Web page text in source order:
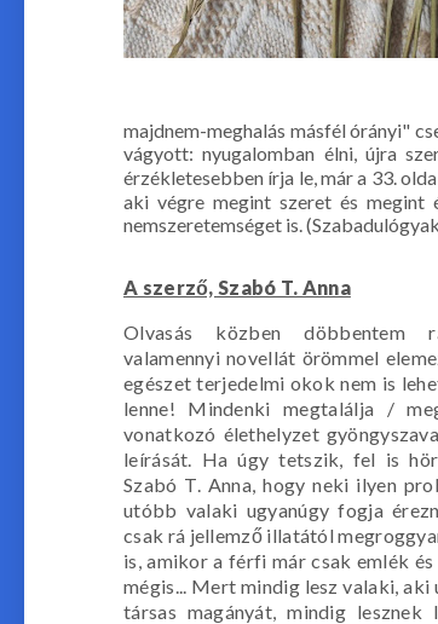
majdnem-meghalás másfél órányi"
vágyott: nyugalomban élni, újra
érzékletesebben írja le, már a 33.
aki végre megint szeret és
nemszeretemséget is.
A szerző, Szabó T. Anna
Olvasás közben döbbentem
valamennyi novellát örömmel
egészet terjedelmi okok nem is
lenne! Mindenki megtalálja /
vonatkozó élethelyzet
leírását. Ha úgy tetszik, fel is
Szabó T. Anna, hogy neki ilyen
utóbb valaki ugyanúgy fogja
csak rá jellemző illatától
is, amikor a férfi már csak emlék
mégis... Mert mindig lesz valaki, aki
társas magányát, mindig